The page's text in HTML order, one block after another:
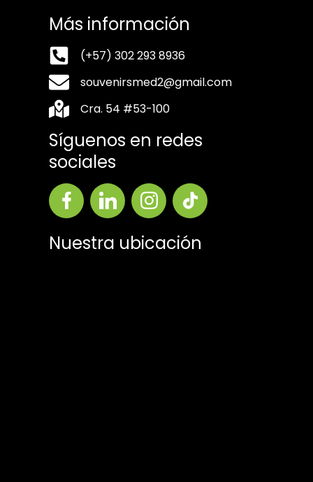
Más información
(+57) 302 293 8936
souvenirsmed2@gmail.com
Cra. 54 #53-100
Síguenos en redes
sociales
Nuestra ubicación